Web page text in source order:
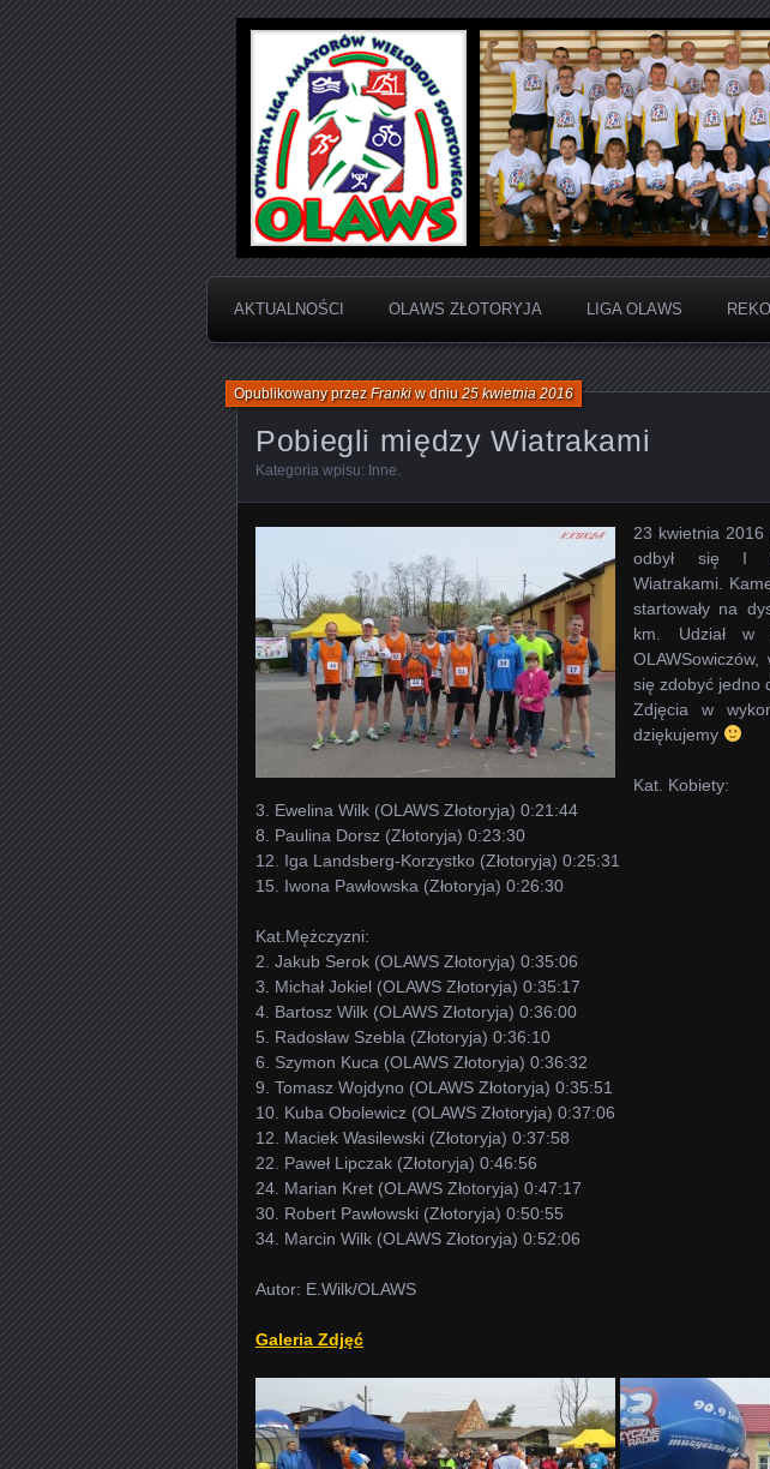
OLAWS | Otwarta Liga
Sportowego
Otwarta Liga Amatorów Wieloboju Sportowego
AKTUALNOŚCI OLAWS ZŁOTORYJA LIGA OLAWS
Pobiegli między Wiatrakami
Opublikowany przezFrankiw dniu25 kwietnia 2016
Kategoria wpisu: Inne.
23 kwietnia
odbył się I
Wiatrakami.
startowały na
km. Udział w
się zdobyć jedno
Zdjęcia w
dziękujemy
Kat. Kobiety:
3. Ewelina Wilk (OLAWS Złotoryja) 0:21:44
8. Paulina Dorsz (Złotoryja) 0:23:30
12. Iga Landsberg-Korzystko (Złotoryja) 0:25:31
15. Iwona Pawłowska (Złotoryja) 0:26:30
Kat.Mężczyzni:
2. Jakub Serok (OLAWS Złotoryja) 0:35:06
3. Michał Jokiel (OLAWS Złotoryja) 0:35:17
4. Bartosz Wilk (OLAWS Złotoryja) 0:36:00
5. Radosław Szebla (Złotoryja) 0:36:10
6. Szymon Kuca (OLAWS Złotoryja) 0:36:32
9. Tomasz Wojdyno (OLAWS Złotoryja) 0:35:51
10. Kuba Obolewicz (OLAWS Złotoryja) 0:37:06
12. Maciek Wasilewski (Złotoryja) 0:37:58
22. Paweł Lipczak (Złotoryja) 0:46:56
24. Marian Kret (OLAWS Złotoryja) 0:47:17
30. Robert Pawłowski (Złotoryja) 0:50:55
34. Marcin Wilk (OLAWS Złotoryja) 0:52:06
Autor: E.Wilk/OLAWS
Galeria Zdjęć